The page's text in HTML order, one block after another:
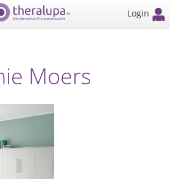
Login
Moers